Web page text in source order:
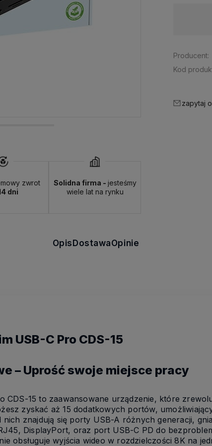
zwrot
dni
Solidna firma - jesteśmy
wiele lat na rynku
na wyczerpaniu
Producent:
Kod
zapytaj
OpisDostawaOpinie
USB-C Pro CDS-15
– Uprość swoje miejsce pracy
CDS-15 to zaawansowane urządzenie, które
zyskać aż 15 dodatkowych portów,
znajdują się porty USB-A różnych generacji,
DisplayPort, oraz port USB-C PD do
obsługuje wyjścia wideo w rozdzielczości 8K na